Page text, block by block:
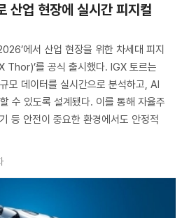
산업 현장에 실시간 피지컬
에서 산업 현장을 위한 차세대 피지
Thor)’를 공식 출시했다. IGX 토르는
모 데이터를 실시간으로 분석하고, AI
수 있도록 설계됐다. 이를 통해 자율주
등 안전이 중요한 환경에서도 안정적